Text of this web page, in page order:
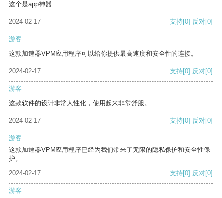
这个是app神器
2024-02-17 支持[0] 反对[0]
游客
这款加速器VPM应用程序可以给你提供最高速度和安全性的连接。
2024-02-17 支持[0] 反对[0]
游客
这款软件的设计非常人性化，使用起来非常舒服。
2024-02-17 支持[0] 反对[0]
游客
这款加速器VPM应用程序已经为我们带来了无限的隐私保护和安全性保
护。
2024-02-17
支持[0] 反对[0]
游客